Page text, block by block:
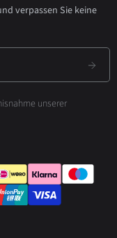
verpassen Sie keine
unserer